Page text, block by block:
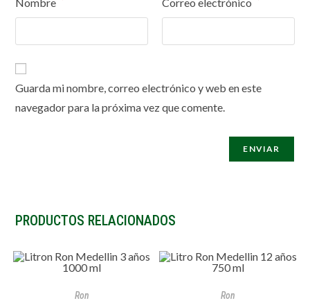
Guarda mi nombre, correo electrónico y web en este
navegador para la próxima vez que comente.
PRODUCTOS RELACIONADOS
Ron Ron